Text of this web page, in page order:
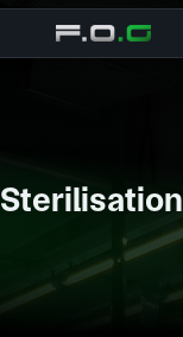
Sterilisation